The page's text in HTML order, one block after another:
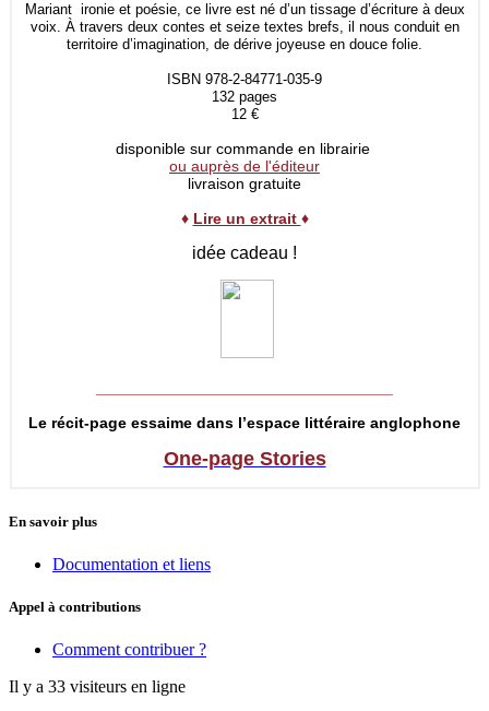
Mariant ironie et poésie, ce livre est né d’un tissage d’écriture à deux
voix. À travers deux contes et seize textes brefs, il nous conduit en
territoire d’imagination, de dérive joyeuse en douce folie.
ISBN 978-2-84771-035-9
132 pages
12 €
disponible sur commande en librairie
ou auprès de l'éditeur
livraison gratuite
♦ Lire un extrait ♦
idée cadeau !
Le récit-page essaime dans l’espace littéraire anglophone
One-page Stories
En savoir plus
Documentation et liens
Appel à contributions
Comment contribuer ?
Il y a 33 visiteurs en ligne